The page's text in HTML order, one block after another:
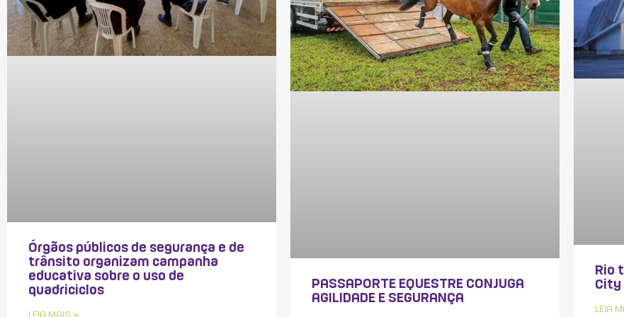
Órgãos públicos de segurança e de
trânsito organizam campanha
educativa sobre o uso de
quadriciclos
LEIA MAIS »
PASSAPORTE EQUESTRE CONJUGA
AGILIDADE E SEGURANÇA
Rio
City
LEIA